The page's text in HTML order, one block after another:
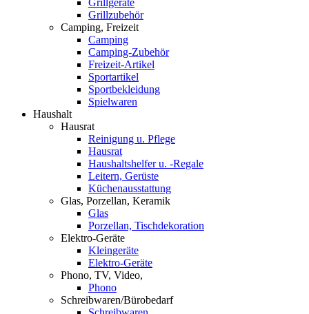
Grillgeräte
Grillzubehör
Camping, Freizeit
Camping
Camping-Zubehör
Freizeit-Artikel
Sportartikel
Sportbekleidung
Spielwaren
Haushalt
Hausrat
Reinigung u. Pflege
Hausrat
Haushaltshelfer u. -Regale
Leitern, Gerüste
Küchenausstattung
Glas, Porzellan, Keramik
Glas
Porzellan, Tischdekoration
Elektro-Geräte
Kleingeräte
Elektro-Geräte
Phono, TV, Video,
Phono
Schreibwaren/Bürobedarf